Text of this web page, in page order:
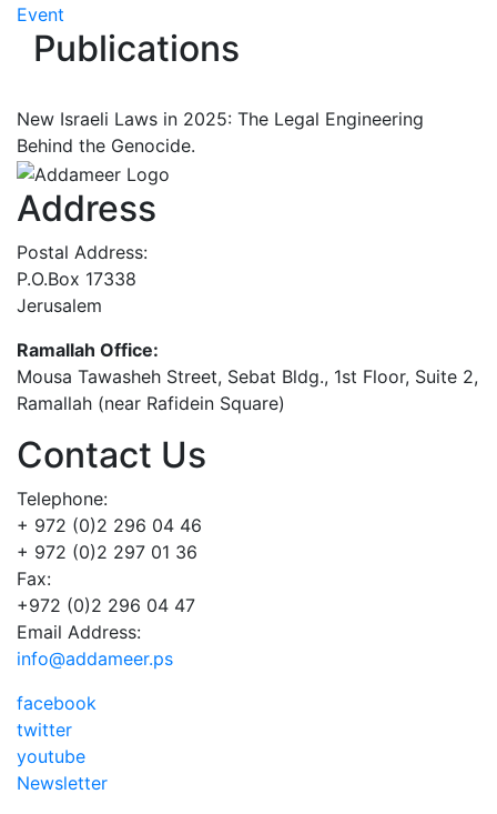
Event
Publications
New Israeli Laws in 2025: The Legal Engineering
Behind the Genocide.
Address
Postal Address:
P.O.Box 17338
Jerusalem
Ramallah Office:
Mousa Tawasheh Street, Sebat Bldg., 1st Floor, Suite 2,
Ramallah (near Rafidein Square)
Contact Us
Telephone:
+ 972 (0)2 296 04 46
+ 972 (0)2 297 01 36
Fax:
+972 (0)2 296 04 47
Email Address:
info@addameer.ps
facebook
twitter
youtube
Newsletter